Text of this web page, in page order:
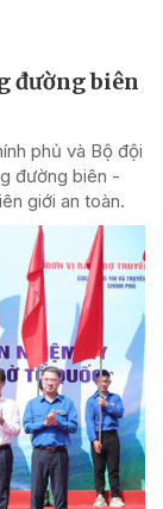
đường biên
phủ và Bộ đội
đường biên -
giới an toàn.